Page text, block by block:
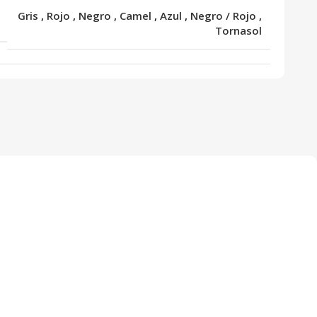
Gris , Rojo , Negro , Camel ,Azul , Negro / Rojo ,
Tornasol